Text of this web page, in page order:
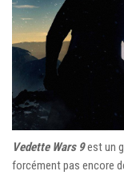
Vedette Wars 9est un
forcément pas encore